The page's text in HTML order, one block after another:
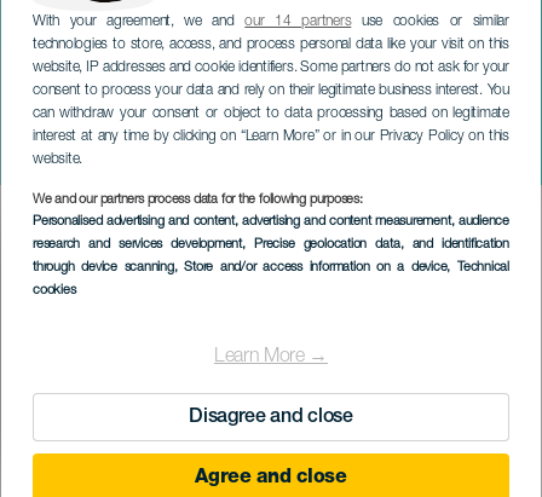
With your agreement, we andour 14 partnersuse cookies or similar
technologies to store, access, and process personal data like your visit on this
website, IP addresses and cookie identifiers. Some partners do not ask for your
consent to process your data and rely on their legitimate business interest. You
can withdraw your consent or object to data processing based on legitimate
interest at any time by clicking on “Learn More” or in our Privacy Policy on this
website.
We and our partners process data for the following purposes:
Personalised advertising and content, advertising and content measurement, audience
research and services development, Precise geolocation data, and identification
through device scanning, Store and/or access information on a device, Technical
cookies
Learn More →
Disagree and close
Agree and close
La Reine des Neiges
GRAN CANARIA
Imagen
Listado